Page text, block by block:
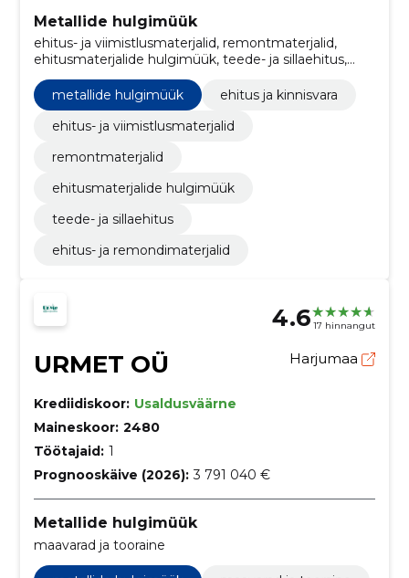
Metallide hulgimüük
ehitus- ja viimistlusmaterjalid, remontmaterjalid,
ehitusmaterjalide hulgimüük, teede- ja sillaehitus,
Pöörmed, Rööpad, Ehitus- ja remondimaterjalid,
ehitus ja kinnisvara
metallide hulgimüük
ehitus ja kinnisvara
ehitus- ja viimistlusmaterjalid
remontmaterjalid
ehitusmaterjalide hulgimüük
teede- ja sillaehitus
ehitus- ja remondimaterjalid
4.6 17 hinnangut
URMET OÜ Harjumaa
Krediidiskoor: Usaldusväärne
Maineskoor: 2480
Töötajaid: 1
Prognooskäive (2026): 3 791 040 €
Metallide hulgimüük
maavarad ja tooraine